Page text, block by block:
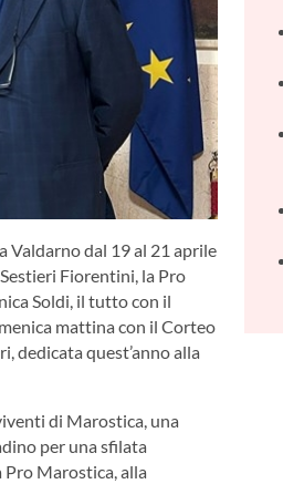
Valdarno dal 19 al 21 aprile
Fiorentini, la Pro
Soldi, il tutto con il
mattina con il Corteo
dedicata quest’anno alla
di Marostica, una
per una sfilata
Marostica, alla